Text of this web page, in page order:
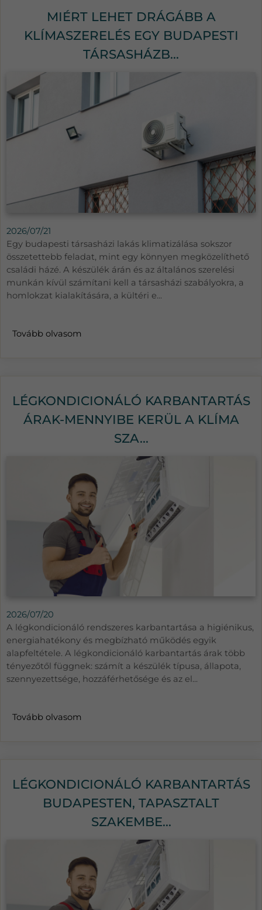
MIÉRT LEHET DRÁGÁBB A
KLÍMASZERELÉS EGY BUDAPESTI
TÁRSASHÁZB...
2026/07/21
Egy budapesti társasházi lakás klimatizálása sokszor
összetettebb feladat, mint egy könnyen megközelíthető
családi házé. A készülék árán és az általános szerelési
munkán kívül számítani kell a társasházi szabályokra, a
homlokzat kialakítására, a kültéri e...
Tovább olvasom
LÉGKONDICIONÁLÓ KARBANTARTÁS
ÁRAK-MENNYIBE KERÜL A KLÍMA
SZA...
2026/07/20
A légkondicionáló rendszeres karbantartása a higiénikus,
energiahatékony és megbízható működés egyik
alapfeltétele. A légkondicionáló karbantartás árak több
tényezőtől függnek: számít a készülék típusa, állapota,
szennyezettsége, hozzáférhetősége és az el...
Tovább olvasom
LÉGKONDICIONÁLÓ KARBANTARTÁS
BUDAPESTEN, TAPASZTALT
SZAKEMBE...